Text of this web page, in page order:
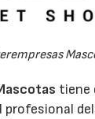
tiene
profesional